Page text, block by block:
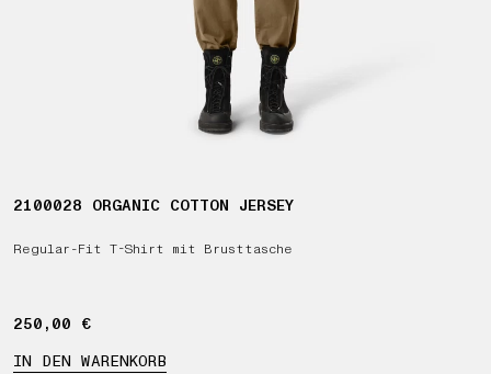
2100028 ORGANIC COTTON JERSEY
Regular-Fit T-Shirt mit Brusttasche
250,00 €
250,00 €
IN DEN WARENKORB